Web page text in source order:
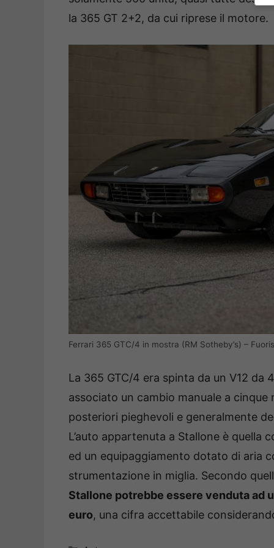
la 365 GT 2+2, da cui riprese il motore.
Ferrari 365 GTC/4 in mostra (RM Sotheby’s) –
La 365 GTC/4 era spinta da un V12
associato un cambio manuale a
posteriori pieghevoli e generalmente
L’auto appartenuta a Stallone è quella
ed un equipaggiamento dotato di aria
strumentazione in miglia. Secondo
Stallone potrebbe essere venduta ad
euro, una cifra accettabile